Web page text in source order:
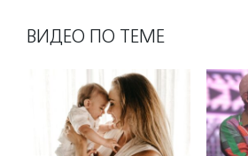
ВИДЕО ПО ТЕМЕ